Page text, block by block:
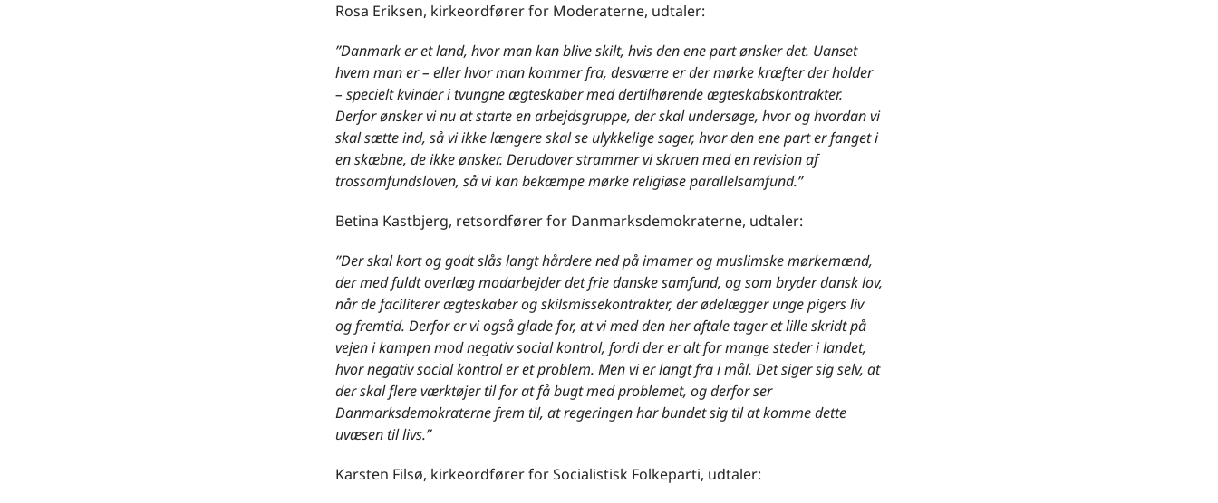
Rosa Eriksen, kirkeordfører for Moderaterne, udtaler:
”Danmark er et land, hvor man kan blive skilt, hvis den ene part ønsker det. Uanset
hvem man er – eller hvor man kommer fra, desværre er der mørke kræfter der holder
– specielt kvinder i tvungne ægteskaber med dertilhørende ægteskabskontrakter.
Derfor ønsker vi nu at starte en arbejdsgruppe, der skal undersøge, hvor og hvordan vi
skal sætte ind, så vi ikke længere skal se ulykkelige sager, hvor den ene part er fanget i
en skæbne, de ikke ønsker. Derudover strammer vi skruen med en revision af
trossamfundsloven, så vi kan bekæmpe mørke religiøse parallelsamfund.”
Betina Kastbjerg, retsordfører for Danmarksdemokraterne, udtaler:
”Der skal kort og godt slås langt hårdere ned på imamer og muslimske mørkemænd,
der med fuldt overlæg modarbejder det frie danske samfund, og som bryder dansk lov,
når de faciliterer ægteskaber og skilsmissekontrakter, der ødelægger unge pigers liv
og fremtid. Derfor er vi også glade for, at vi med den her aftale tager et lille skridt på
vejen i kampen mod negativ social kontrol, fordi der er alt for mange steder i landet,
hvor negativ social kontrol er et problem. Men vi er langt fra i mål. Det siger sig selv, at
der skal flere værktøjer til for at få bugt med problemet, og derfor ser
Danmarksdemokraterne frem til, at regeringen har bundet sig til at komme dette
uvæsen til livs.”
Karsten Filsø, kirkeordfører for Socialistisk Folkeparti, udtaler: